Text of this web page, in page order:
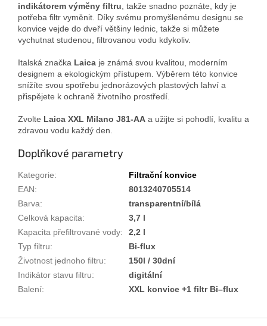
indikátorem výměny filtru , takže snadno poznáte, kdy je
potřeba filtr vyměnit. Díky svému promyšlenému designu se
konvice vejde do dveří většiny lednic, takže si můžete
vychutnat studenou, filtrovanou vodu kdykoliv.
Italská značka Laica je známá svou kvalitou, moderním
designem a ekologickým přístupem. Výběrem této konvice
snížíte svou spotřebu jednorázových plastových lahví a
přispějete k ochraně životního prostředí.
Zvolte Laica XXL Milano J81-AA a užijte si pohodlí, kvalitu a
zdravou vodu každý den.
Doplňkové parametry
Kategorie:
Filtrační konvice
EAN:
8013240705514
Barva:
transparentní/bílá
Celková kapacita:
3,7 l
Kapacita přefiltrované vody:
2,2 l
Typ filtru:
Bi-flux
Životnost jednoho filtru:
150l / 30dní
Indikátor stavu filtru:
digitální
Balení: XXL konvice +1 filtr Bi–flux